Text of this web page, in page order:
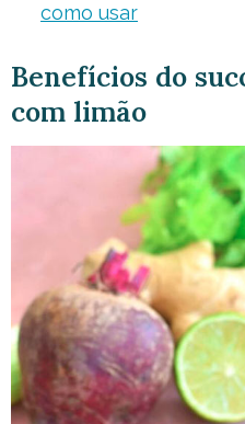
como usar
Benefícios do
com limão